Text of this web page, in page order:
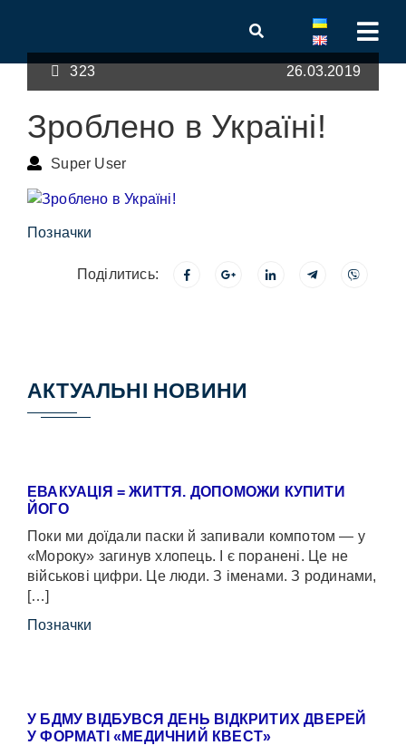
323 26.03.2019
Зроблено в Україні!
Super User
Позначки
Поділитись:
АКТУАЛЬНІ НОВИНИ
ЕВАКУАЦІЯ = ЖИТТЯ. ДОПОМОЖИ КУПИТИ
ЙОГО
Поки ми доїдали паски й запивали компотом — у
«Мороку» загинув хлопець. І є поранені. Це не
військові цифри. Це люди. З іменами. З родинами,
[…]
Позначки
У БДМУ ВІДБУВСЯ ДЕНЬ ВІДКРИТИХ ДВЕРЕЙ
У ФОРМАТІ «МЕДИЧНИЙ КВЕСТ»